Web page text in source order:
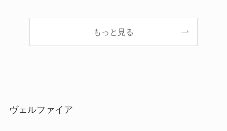
もっと見る
ヴェルファイア